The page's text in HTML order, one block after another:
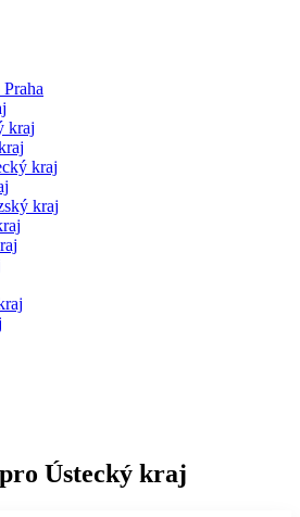
kraj
kraj
kraj
Ústecký kraj